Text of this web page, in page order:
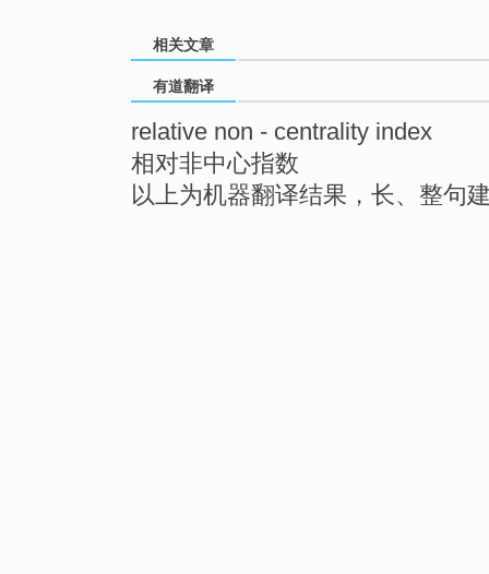
相关文章
有道翻译
relative non - centrality index
相对非中心指数
以上为机器翻译结果，长、整句